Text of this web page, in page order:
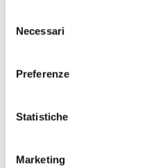
delNecessari
Preferenze
Statistiche
Marketing